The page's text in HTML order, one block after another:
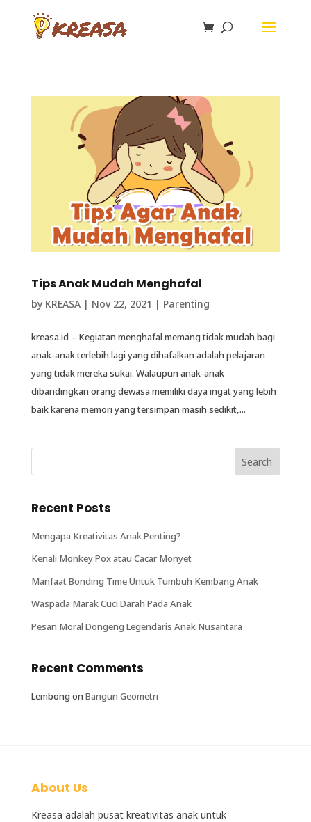
Tips Anak Mudah Menghafal
by KREASA| Nov 22, 2021 | Parenting
kreasa.id – Kegiatan menghafal memang tidak mudah bagi
anak-anak terlebih lagi yang dihafalkan adalah pelajaran
yang tidak mereka sukai. Walaupun anak-anak
dibandingkan orang dewasa memiliki daya ingat yang lebih
baik karena memori yang tersimpan masih sedikit,...
Recent Posts
Mengapa Kreativitas Anak Penting?
Kenali Monkey Pox atau Cacar Monyet
Manfaat Bonding Time Untuk Tumbuh Kembang Anak
Waspada Marak Cuci Darah Pada Anak
Pesan Moral Dongeng Legendaris Anak Nusantara
Recent Comments
Lembong on Bangun Geometri
About Us
Kreasa adalah pusat kreativitas anakuntuk